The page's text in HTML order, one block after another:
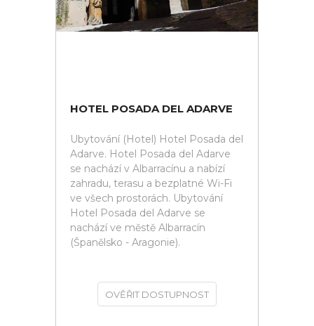
HOTEL POSADA DEL ADARVE
Ubytování (Hotel) Hotel Posada del
Adarve. Hotel Posada del Adarve
se nachází v Albarracínu a nabízí
zahradu, terasu a bezplatné Wi-Fi
ve všech prostorách. Ubytování
Hotel Posada del Adarve se
nachází ve městě Albarracín
(Španělsko - Aragonie).
OVĚŘIT DOSTUPNOST